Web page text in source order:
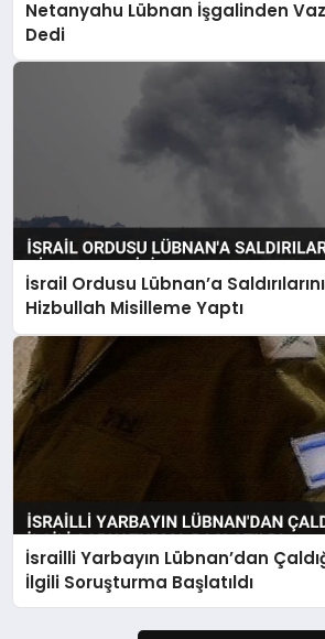
SIYASET
Netanyahu Lübnan İşgalinden
Dedi
İsrail Ordusu Lübnan’a
Hizbullah Misilleme Yaptı
İsrailli Yarbayın Lübnan’dan
İlgili Soruşturma Başlatıldı